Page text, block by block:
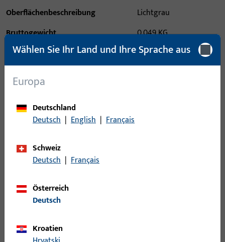
Oberflächenbeschreibung
Lichtgrau
Bruttogewicht
0,049 KG
Verpackungseinheit
10 ST
Anmeldung
Preisinformation zu erhalten oder Artikel zu bestellen
Produktbeschreibung
Wählen Sie Ihr Land und Ihre Sprache aus
Europa
Deutschland
Deutsch | English | Français
Schweiz
Deutsch | Français
Österreich
Deutsch
Kroatien